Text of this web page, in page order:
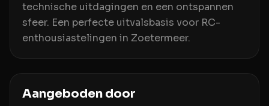
technische uitdagingen en een ontspannen
sfeer. Een perfecte uitvalsbasis voor RC-
enthousiastelingen in Zoetermeer.
Aangeboden door